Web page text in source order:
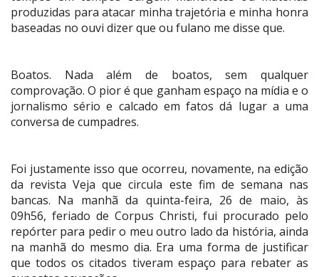
produzidas para atacar minha trajetória e minha honra
baseadas no ouvi dizer que ou fulano me disse que.
Boatos. Nada além de boatos, sem qualquer
comprovação. O pior é que ganham espaço na mídia e o
jornalismo sério e calcado em fatos dá lugar a uma
conversa de cumpadres.
Foi justamente isso que ocorreu, novamente, na edição
da revista Veja que circula este fim de semana nas
bancas. Na manhã da quinta-feira, 26 de maio, às
09h56, feriado de Corpus Christi, fui procurado pelo
repórter para pedir o meu outro lado da história, ainda
na manhã do mesmo dia. Era uma forma de justificar
que todos os citados tiveram espaço para rebater as